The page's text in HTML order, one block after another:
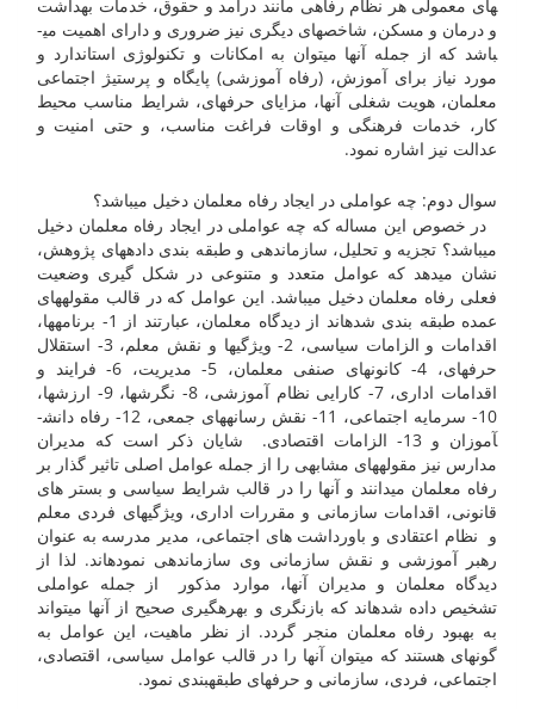
های معمولی هر نظام رفاهی مانند درآمد و حقوق، خدمات بهداشت
و درمان و مسکن، شاخص­های دیگری نیز ضروری و دارای اهمیت می­
باشد که از جمله آنها می­توان به امکانات و تکنولوژی استاندارد و
مورد نیاز برای آموزش، (رفاه آموزشی) پایگاه و پرستیژ اجتماعی
معلمان، هویت شغلی آنها، مزایای حرفه­ای، شرایط مناسب محیط
کار، خدمات فرهنگی و اوقات فراغت مناسب، و حتی امنیت و
عدالت نیز اشاره نمود.
سوال دوم: چه عواملی در ایجاد رفاه معلمان دخیل می­باشد؟
در خصوص این مساله که چه عواملی در ایجاد رفاه معلمان دخیل
می­باشد؟ تجزیه و تحلیل، سازماندهی و طبقه بندی داده­های پژوهش،
نشان می­دهد که عوامل متعدد و متنوعی در شکل گیری وضعیت
فعلی رفاه معلمان دخیل می­باشد. این عوامل که در قالب مقوله­های
عمده طبقه بندی شده­اند از دیدگاه معلمان، عبارتند از 1- برنامه­ها،
اقدامات و الزامات سیاسی، 2- ویژگی­ها و نقش معلم، 3- استقلال
حرفه­ای، 4- کانون­های صنفی معلمان، 5- مدیریت، 6- فرایند و
اقدامات اداری، 7- کارایی نظام آموزشی، 8- نگرشها، 9- ارزشها،
10- سرمایه اجتماعی، 11- نقش رسانه­های جمعی، 12- رفاه دانش­
آموزان و 13- الزامات اقتصادی. شایان ذکر است که مدیران
مدارس نیز مقوله­های مشابهی را از جمله عوامل اصلی تاثیر گذار بر
رفاه معلمان می­دانند و آنها را در قالب شرایط سیاسی و بستر های
قانونی، اقدامات سازمانی و مقررات اداری، ویژگی­های فردی معلم
و نظام اعتقادی و باورداشت های اجتماعی، مدیر مدرسه به عنوان
رهبر آموزشی و نقش سازمانی وی سازماندهی نموده­اند. لذا از
دیدگاه معلمان و مدیران آنها، موارد مذکور از جمله عواملی
تشخیص داده شده­اند که بازنگری و بهره­گیری صحیح از آنها می­تواند
به بهبود رفاه معلمان منجر گردد. از نظر ماهیت، این عوامل به
گونه­ای هستند که می­توان آنها را در قالب عوامل سیاسی، اقتصادی،
اجتماعی، فردی، سازمانی و حرفه­ای طبقه­بندی نمود.